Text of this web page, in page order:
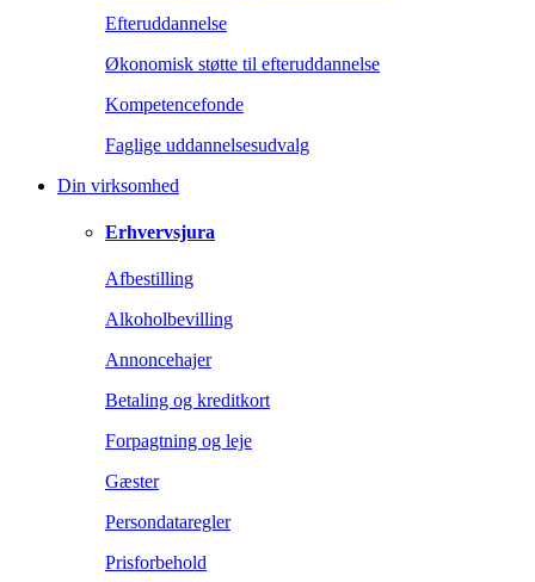
Efteruddannelse
Økonomisk støtte til efteruddannelse
Kompetencefonde
Faglige uddannelsesudvalg
Din virksomhed
Erhvervsjura
Afbestilling
Alkoholbevilling
Annoncehajer
Betaling og kreditkort
Forpagtning og leje
Gæster
Persondataregler
Prisforbehold